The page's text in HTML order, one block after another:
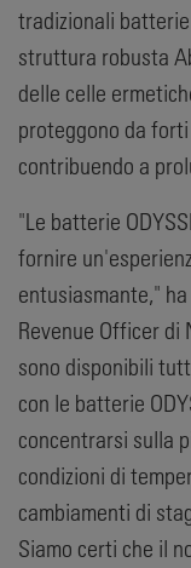
tradizionali
struttura robusta
delle celle
proteggono da
contribuendo a
"Le batterie
fornire
entusiasmante,"
Revenue Officer di
sono disponibili
con le batterie
concentrarsi sulla
condizioni di
cambiamenti di
Siamo certi che il